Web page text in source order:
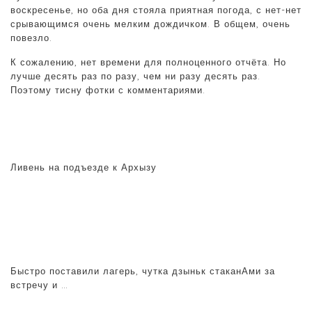
воскресенье, но оба дня стояла приятная погода, с нет-нет
срывающимся очень мелким дождичком. В общем, очень
повезло.
К сожалению, нет времени для полноценного отчёта. Но
лучше десять раз по разу, чем ни разу десять раз.
Поэтому тисну фотки с комментариями.
Ливень на подъезде к Архызу
Быстро поставили лагерь, чутка дзыньк стаканАми за
встречу и …